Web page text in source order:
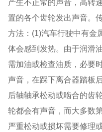
产生不正常的声音，高转
置的各个齿轮发出声音。
方法：(1)汽车行驶中有金
体会感到发热。由于润滑
需加油或检查油质，必要
声音，在踩下离合器踏板
后轴轴承松动或啮合的齿
轮都会有声音，而大多数
严重松动或损坏需要修理